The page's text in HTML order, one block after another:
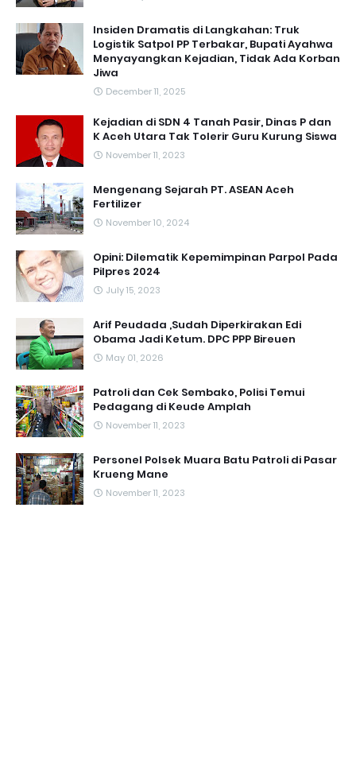
Insiden Dramatis di Langkahan: Truk
Logistik Satpol PP Terbakar, Bupati Ayahwa
Menyayangkan Kejadian, Tidak Ada Korban
Jiwa
December 11, 2025
Kejadian di SDN 4 Tanah Pasir, Dinas P dan
K Aceh Utara Tak Tolerir Guru Kurung Siswa
November 11, 2023
Mengenang Sejarah PT. ASEAN Aceh
Fertilizer
November 10, 2024
Opini: Dilematik Kepemimpinan Parpol Pada
Pilpres 2024
July 15, 2023
Arif Peudada ,Sudah Diperkirakan Edi
Obama Jadi Ketum. DPC PPP Bireuen
May 01, 2026
Patroli dan Cek Sembako, Polisi Temui
Pedagang di Keude Amplah
November 11, 2023
Personel Polsek Muara Batu Patroli di Pasar
Krueng Mane
November 11, 2023